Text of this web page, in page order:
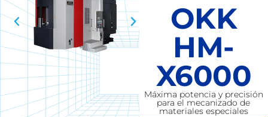
OKK
HM-
X6000
Máxima potencia y precisión
para el mecanizado de
materiales especiales